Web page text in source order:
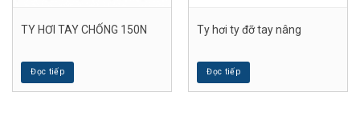
TY HƠI TAY CHỐNG 150N
Đọc tiếp
Ty hơi ty đỡ tay nâng
Đọc tiếp